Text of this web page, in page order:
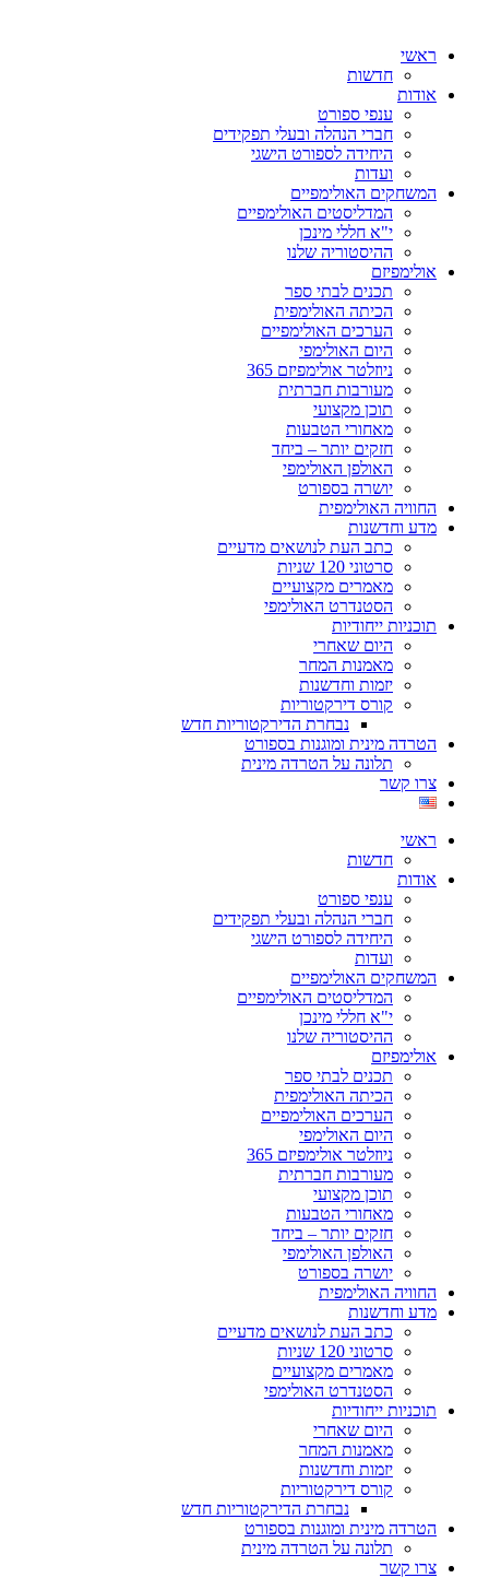
ראשי
חדשות
אודות
ענפי ספורט
חברי הנהלה ובעלי תפקידים
היחידה לספורט הישגי
ועדות
המשחקים האולימפיים
המדליסטים האולימפיים
י"א חללי מינכן
ההיסטוריה שלנו
אולימפיזם
תכנים לבתי ספר
הכיתה האולימפית
הערכים האולימפיים
היום האולימפי
ניוזלטר אולימפיזם 365
מעורבות חברתית
תוכן מקצועי
מאחורי הטבעות
חזקים יותר – ביחד
האולפן האולימפי
יושרה בספורט
החוויה האולימפית
מדע וחדשנות
כתב העת לנושאים מדעיים
סרטוני 120 שניות
מאמרים מקצועיים
הסטנדרט האולימפי
תוכניות ייחודיות
היום שאחרי
מאמנות המחר
יזמות וחדשנות
קורס דירקטוריות
נבחרת הדירקטוריות חדש
הטרדה מינית ומוגנות בספורט
תלונה על הטרדה מינית
צרו קשר
ראשי
חדשות
אודות
ענפי ספורט
חברי הנהלה ובעלי תפקידים
היחידה לספורט הישגי
ועדות
המשחקים האולימפיים
המדליסטים האולימפיים
י"א חללי מינכן
ההיסטוריה שלנו
אולימפיזם
תכנים לבתי ספר
הכיתה האולימפית
הערכים האולימפיים
היום האולימפי
ניוזלטר אולימפיזם 365
מעורבות חברתית
תוכן מקצועי
מאחורי הטבעות
חזקים יותר – ביחד
האולפן האולימפי
יושרה בספורט
החוויה האולימפית
מדע וחדשנות
כתב העת לנושאים מדעיים
סרטוני 120 שניות
מאמרים מקצועיים
הסטנדרט האולימפי
תוכניות ייחודיות
היום שאחרי
מאמנות המחר
יזמות וחדשנות
קורס דירקטוריות
נבחרת הדירקטוריות חדש
הטרדה מינית ומוגנות בספורט
תלונה על הטרדה מינית
צרו קשר